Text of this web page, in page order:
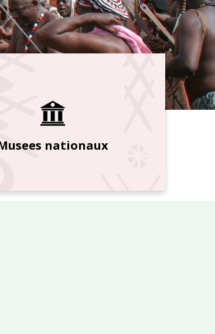
nationaux